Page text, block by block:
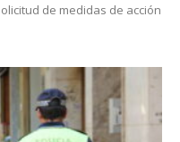
de medidas de acción